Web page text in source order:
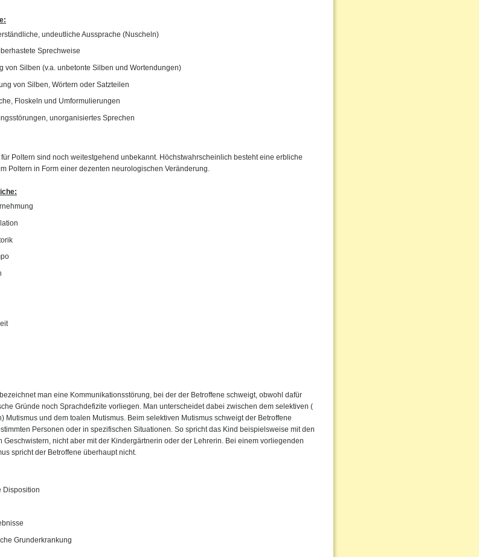
undeutliche Aussprache (Nuscheln)
Sprechweise
von Silben (v.a. unbetonte Silben und Wortendungen)
von Silben, Wörtern oder Satzteilen
Floskeln und Umformulierungen
unorganisiertes Sprechen
Poltern sind noch weitestgehend unbekannt. Höchstwahrscheinlich besteht eine erbliche
Poltern in Form einer dezenten neurologischen Veränderung.
man eine Kommunikationsstörung, bei der der Betroffene schweigt, obwohl dafür
Gründe noch Sprachdefizite vorliegen. Man unterscheidet dabei zwischen dem selektiven (
Mutismus und dem toalen Mutismus. Beim selektiven Mutismus schweigt der Betroffene
Personen oder in spezifischen Situationen. So spricht das Kind beispielsweise mit den
Geschwistern, nicht aber mit der Kindergärtnerin oder der Lehrerin. Bei einem vorliegenden
spricht der Betroffene überhaupt nicht.
Disposition
Grunderkrankung